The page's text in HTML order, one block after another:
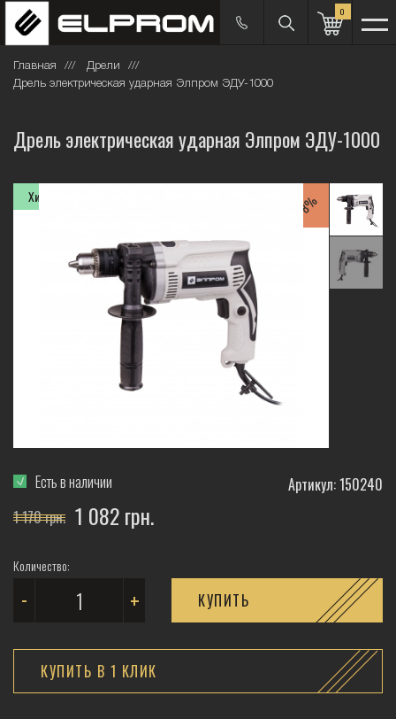
0
Главная
Дрели
Дрель электрическая ударная Элпром ЭДУ-1000
Дрель электрическая ударная Элпром ЭДУ-1000
Хит продаж -8%
Есть в наличии
Артикул: 150240
1 170 грн. 1 082 грн.
Количество:
- + КУПИТЬ
КУПИТЬ В 1 КЛИК